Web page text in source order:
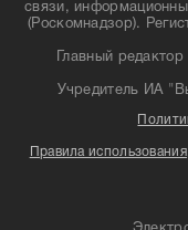
связи,
(Роскомнадзор).
Главный
Учредитель ИА
Правила